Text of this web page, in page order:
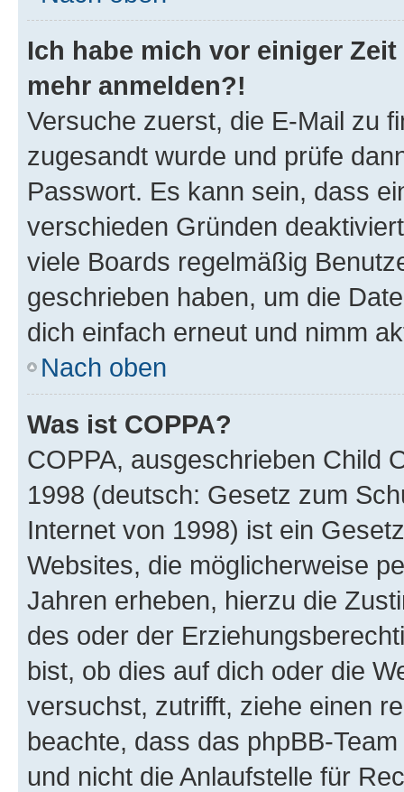
Ich habe mich vor einiger
mehr anmelden?!
Versuche zuerst, die E-Mail zu
zugesandt wurde und prüfe
Passwort. Es kann sein, dass
verschieden Gründen
viele Boards regelmäßig
geschrieben haben, um die
dich einfach erneut und nimm
Nach oben
Was ist COPPA?
COPPA, ausgeschrieben Child
1998 (deutsch: Gesetz zum
Internet von 1998) ist ein
Websites, die möglicherweise
Jahren erheben, hierzu die
des oder der
bist, ob dies auf dich oder die
versuchst, zutrifft, ziehe einen
beachte, dass das phpBB-
und nicht die Anlaufstelle für